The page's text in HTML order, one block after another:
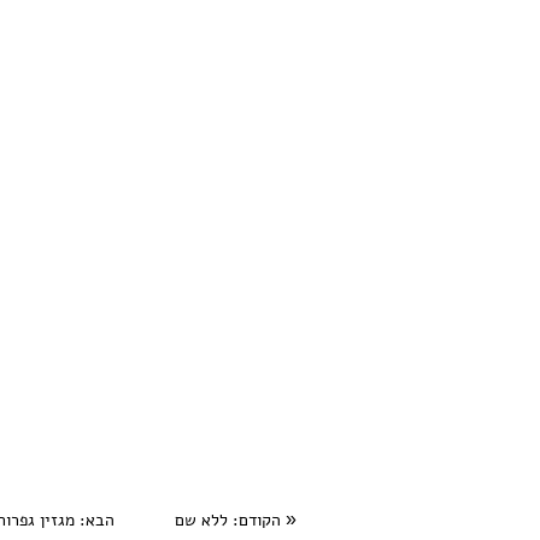
« הקודם: ללא שם הבא: מגזין